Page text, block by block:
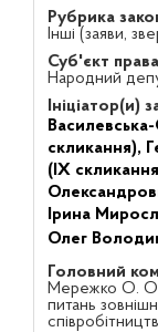
Рубрика
Інші (заяви,
Суб'єкт права
Народний
Ініціатор(и)
скликання),
(IX
Ірина
Олег
Головний
Мережко О. О.
питань